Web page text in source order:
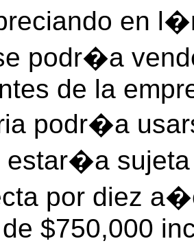
en
podr�a
de la
podr�a
por diez
$750,000